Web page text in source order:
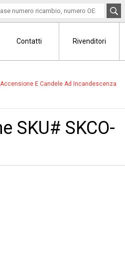
E Candele Ad Incandescenza
SKU# SKCO-
Contatti Rivenditori